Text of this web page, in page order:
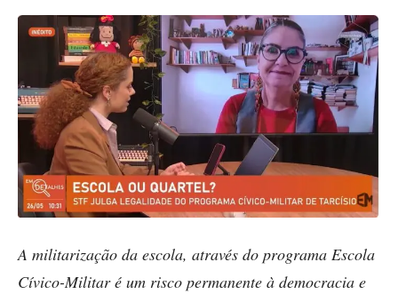
A militarização da escola, através do programa Escola
Cívico-Militar é um risco permanente à democracia e